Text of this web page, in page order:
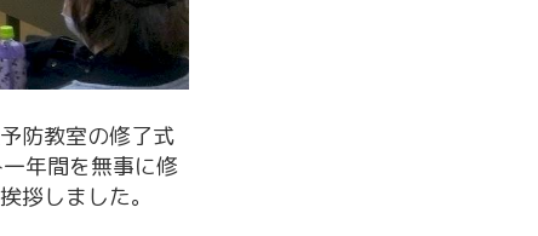
防教室の修了式
年間を無事に修
拶しました。